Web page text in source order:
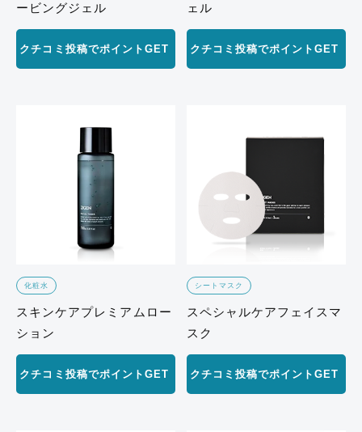
ービングジェル
クチコミ投稿でポイントGET
ェル
クチコミ投稿でポイントGET
化粧水
スキンケアプレミアムロー
ション
クチコミ投稿でポイントGET
シートマスク
スペシャルケアフェイスマ
スク
クチコミ投稿でポイントGET